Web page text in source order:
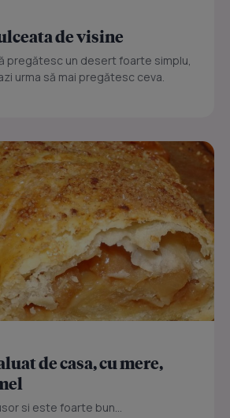
de visine
pregătesc un desert foarte simplu,
urma să mai pregătesc ceva.
de casa, cu mere,
si este foarte bun...